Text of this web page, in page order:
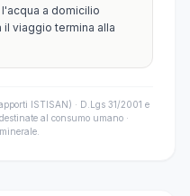
l'acqua a domicilio
viaggio termina alla
ISTISAN) · D.Lgs 31/2001 e
al consumo umano ·